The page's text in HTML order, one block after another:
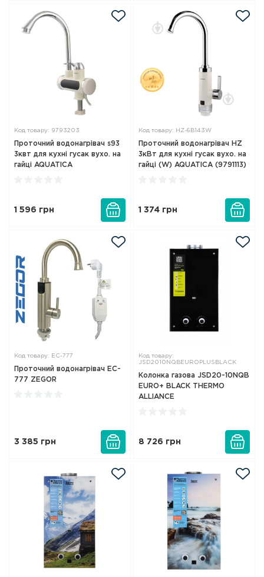
Код товару: 9793203
Проточний водонагрівач s93
3квт для кухні гусак вухо. на
гайці AQUATICA
1 596 грн
Код товару: HZ-6B143W
Проточний водонагрівач HZ
3кВт для кухні гусак вухо. на
гайці (W) AQUATICA (9791113)
1 374 грн
Код товару: EC-777
Проточний водонагрівач EC-
777 ZEGOR
3 385 грн
Код товару:
JSD2010NQBEUROPLUSBLACK
Колонка газова JSD20-10NQB
EURO+ BLACK THERMO
ALLIANCE
8 726 грн